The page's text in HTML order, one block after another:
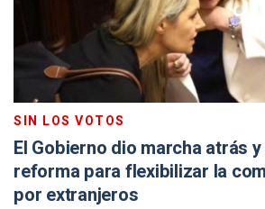
SIN LOS VOTOS
El Gobierno dio marcha atrás
reforma para flexibilizar la
por extranjeros